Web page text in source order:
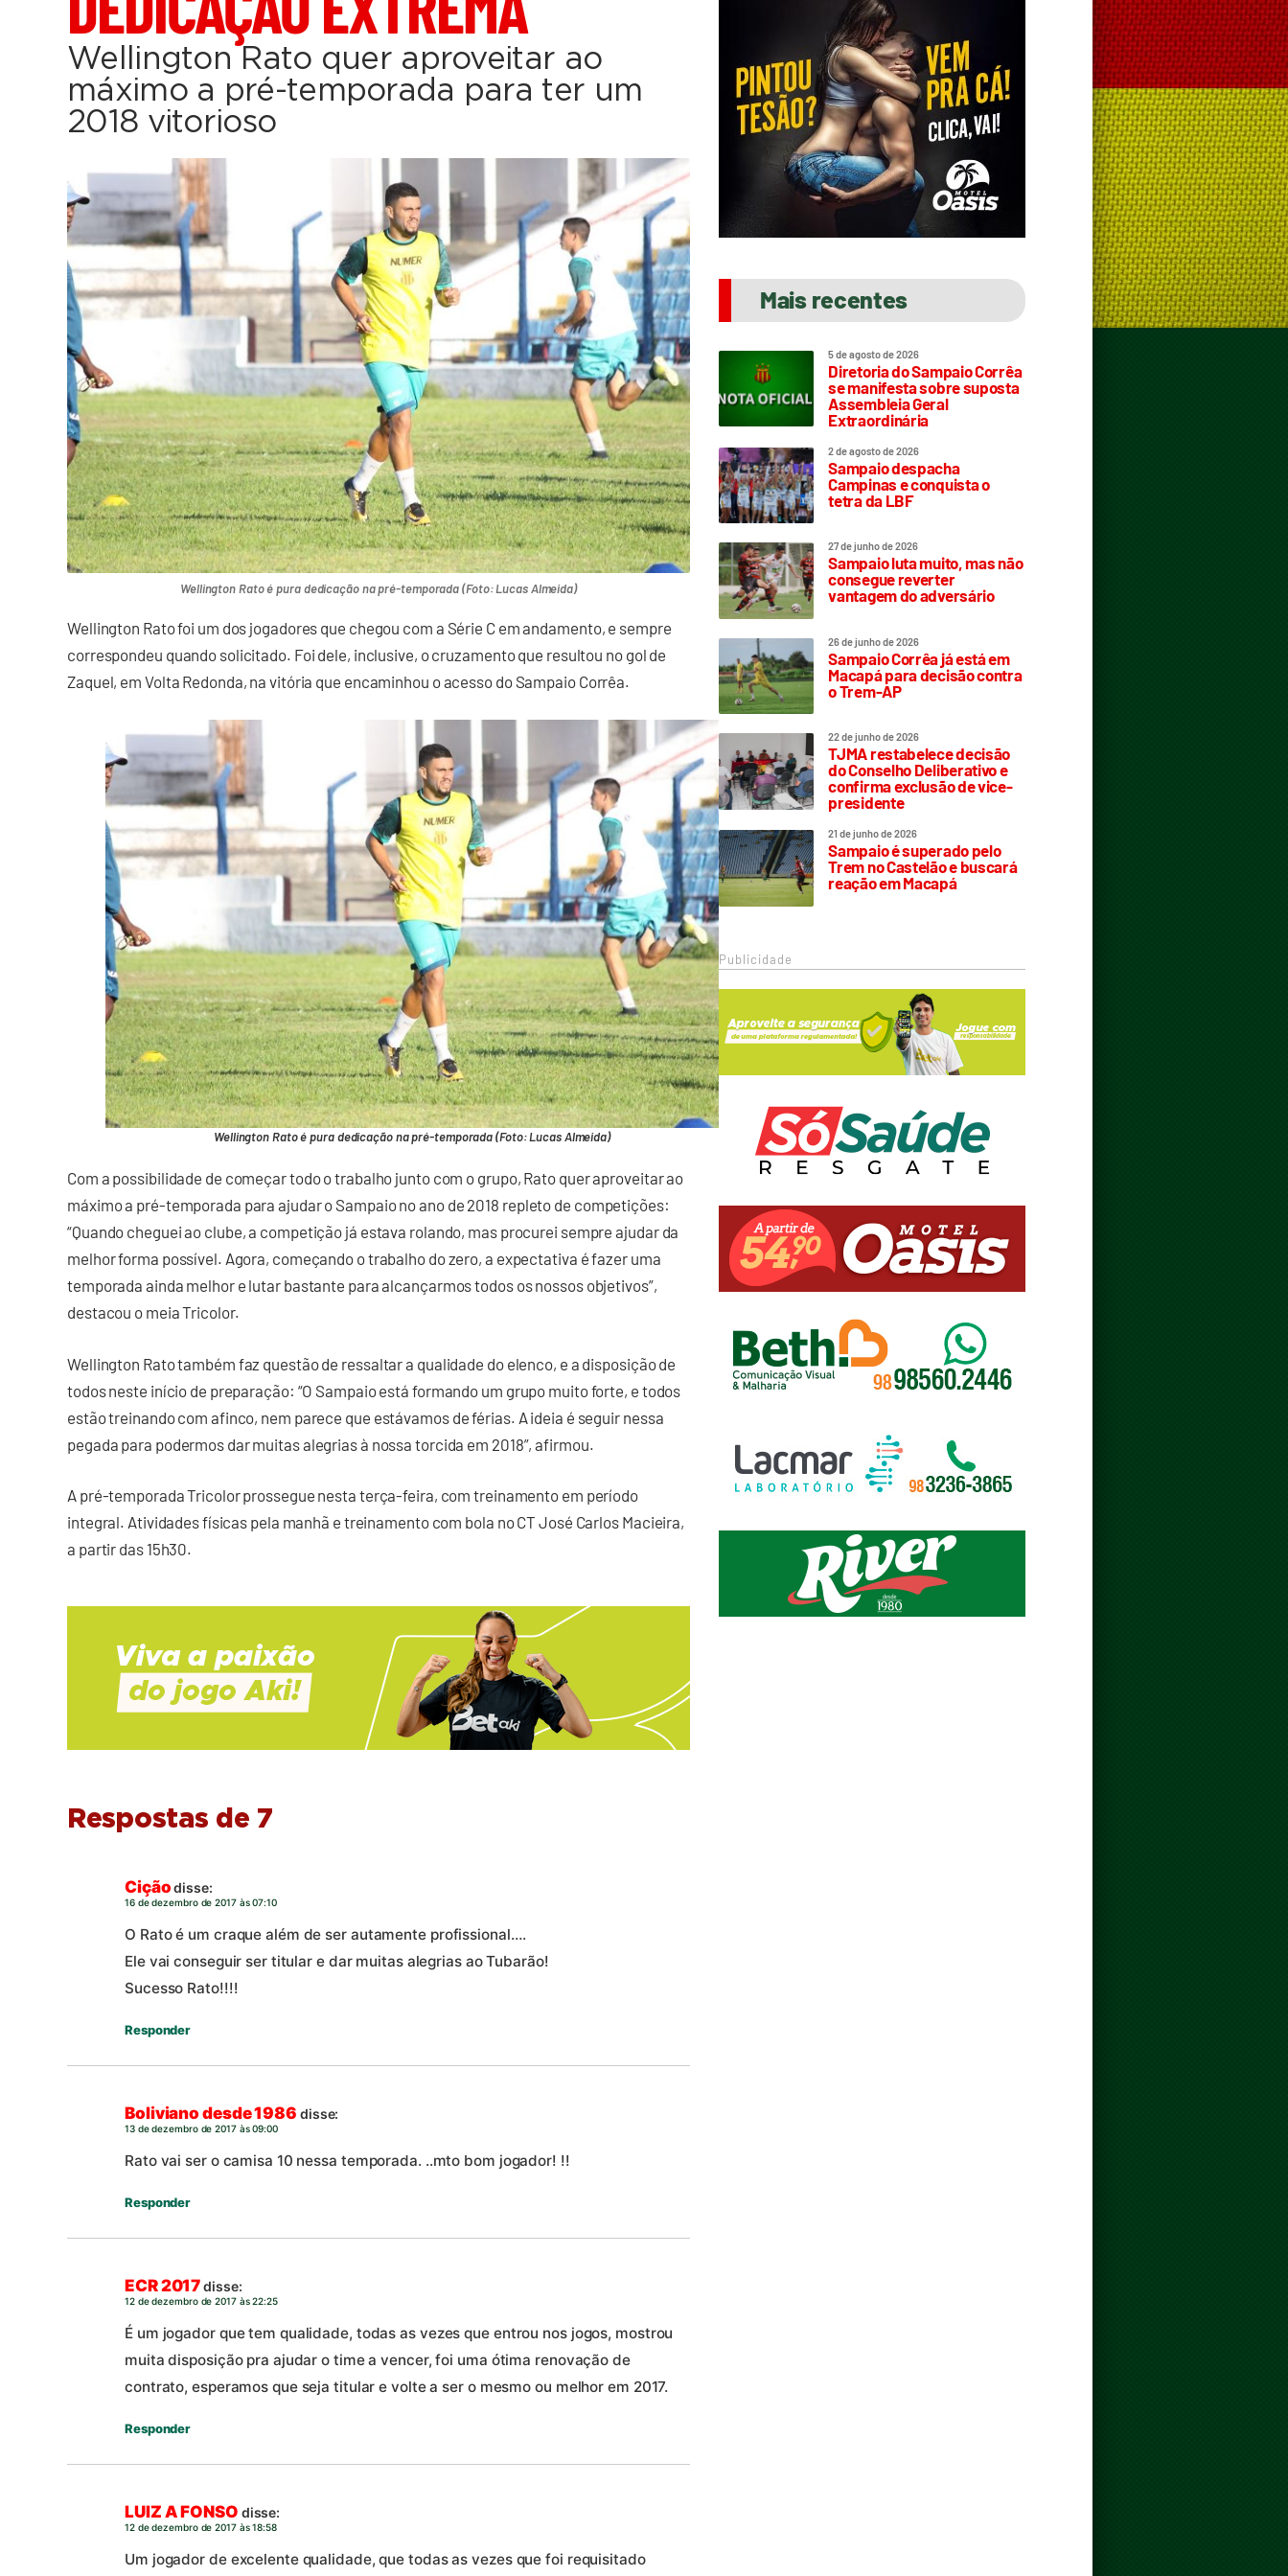
Wellington Rato quer aproveitar ao
máximo a pré-temporada para ter um
2018 vitorioso
Wellington Rato é pura dedicação na pré-temporada (Foto: Lucas Almeida)
Wellington Rato foi um dos jogadores que chegou com a Série C em andamento, e sempre
correspondeu quando solicitado. Foi dele, inclusive, o cruzamento que resultou no gol de
Zaquel, em Volta Redonda, na vitória que encaminhou o acesso do Sampaio Corrêa.
Wellington Rato é pura dedicação na pré-temporada (Foto: Lucas Almeida)
Com a possibilidade de começar todo o trabalho junto com o grupo, Rato quer aproveitar ao
máximo a pré-temporada para ajudar o Sampaio no ano de 2018 repleto de competições:
“Quando cheguei ao clube, a competição já estava rolando, mas procurei sempre ajudar da
melhor forma possível. Agora, começando o trabalho do zero, a expectativa é fazer uma
temporada ainda melhor e lutar bastante para alcançarmos todos os nossos objetivos”,
destacou o meia Tricolor.
Wellington Rato também faz questão de ressaltar a qualidade do elenco, e a disposição de
todos neste início de preparação: “O Sampaio está formando um grupo muito forte, e todos
estão treinando com afinco, nem parece que estávamos de férias. A ideia é seguir nessa
pegada para podermos dar muitas alegrias à nossa torcida em 2018”, afirmou.
A pré-temporada Tricolor prossegue nesta terça-feira, com treinamento em período
integral. Atividades físicas pela manhã e treinamento com bola no CT José Carlos Macieira,
a partir das 15h30.
Respostas de 7
Cição disse:
16 de dezembro de 2017 às 07:10
O Rato é um craque além de ser autamente profissional….
Ele vai conseguir ser titular e dar muitas alegrias ao Tubarão!
Sucesso Rato!!!!
Responder
Boliviano desde 1986 disse:
13 de dezembro de 2017 às 09:00
Rato vai ser o camisa 10 nessa temporada. ..mto bom jogador! !!
Responder
ECR 2017disse:
12 de dezembro de 2017 às 22:25
É um jogador que tem qualidade, todas as vezes que entrou nos jogos, mostrou
muita disposição pra ajudar o time a vencer, foi uma ótima renovação de
contrato, esperamos que seja titular e volte a ser o mesmo ou melhor em 2017.
Responder
LUIZ A FONSO disse:
12 de dezembro de 2017 às 18:58
Um jogador de excelente qualidade, que todas as vezes que foi requisitado
Mais recentes
5 de agosto de 2026
Diretoria do Sampaio Corrêa
se manifesta sobre suposta
Assembleia Geral
Extraordinária
2 de agosto de 2026
Sampaio despacha
Campinas e conquista o
tetra da LBF
27 de junho de 2026
Sampaio luta muito, mas não
consegue reverter
vantagem do adversário
26 de junho de 2026
Sampaio Corrêa já está em
Macapá para decisão contra
o Trem-AP
22 de junho de 2026
TJMA restabelece decisão
do Conselho Deliberativo e
confirma exclusão de vice-
presidente
21 de junho de 2026
Sampaio é superado pelo
Trem no Castelão e buscará
reação em Macapá
Publicidade